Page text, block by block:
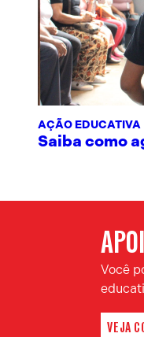
AÇÃO EDUCATIVA
Saiba como
Você
VEJA